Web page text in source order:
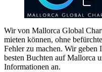
Wir von Mallorca Global
mieten können, ohne
Fehler zu machen. Wir geben
besten Buchten auf Mallorca
Informationen an.